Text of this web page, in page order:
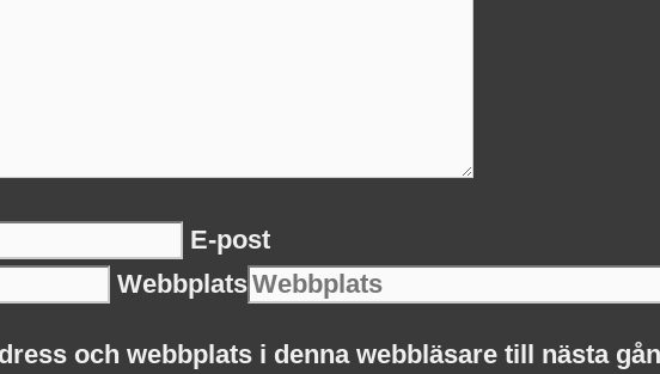
E-post
Webbplats
och webbplats i denna webbläsare till nästa